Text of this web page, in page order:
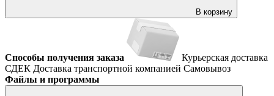
В корзину
Способы получения заказа
Курьерская доставка
СДЕК Доставка транспортной компанией Самовывоз
Файлы и программы